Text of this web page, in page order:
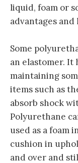
liquid, foam or
advantages
Some
an elastomer. It
maintaining
items such as
absorb shock
Polyurethane
used as a foam
cushion in
and over and